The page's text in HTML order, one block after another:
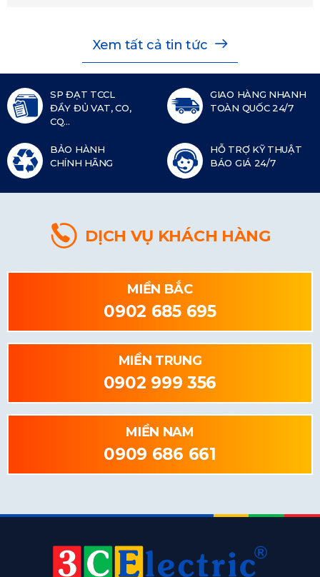
Xem tất cả tin tức
SP ĐẠT TCCL
ĐẦY ĐỦ VAT, CO,
CQ...
GIAO HÀNG NHANH
TOÀN QUỐC 24/7
BẢO HÀNH
CHÍNH HÃNG
HỖ TRỢ KỸ THUẬT
BÁO GIÁ 24/7
DỊCH VỤ KHÁCH HÀNG
MIỀN BẮC
0902 685 695
MIỀN TRUNG
0902 999 356
MIỀN NAM
0909 686 661